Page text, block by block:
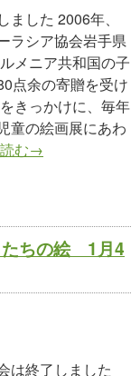
ました 2006年、
ラシア協会岩手県
メニア共和国の子
点余の寄贈を受け
きっかけに、毎年
童の絵画展にあわ
む→
たちの絵 1月4
了しました